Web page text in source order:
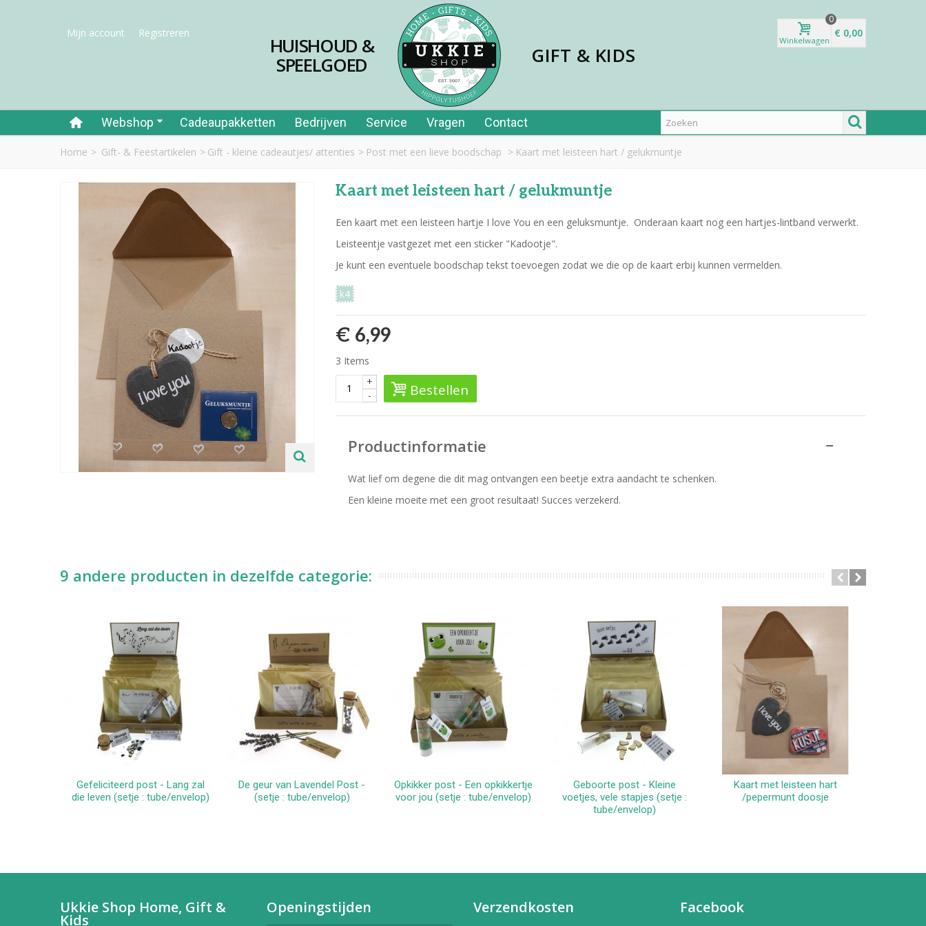
Mijn account Registreren
HUISHOUD &
SPEELGOED GIFT & KIDS
Winkelwagen
0
€ 0,00
Webshop Cadeaupakketten Bedrijven Service Vragen Contact
Home > Gift- & Feestartikelen > Gift - kleine cadeautjes/ attenties > Post met een lieve boodschap > Kaart met leisteen hart / gelukmuntje
Kaart met leisteen hart / gelukmuntje
Een kaart met een leisteen hartje I love You en een geluksmuntje. Onderaan kaart nog een hartjes-lintband verwerkt.
Leisteentje vastgezet met een sticker "Kadootje".
Je kunt een eventuele boodschap tekst toevoegen zodat we die op de kaart erbij kunnen vermelden.
k4
€ 6,99
3 Items
-
+ Bestellen
Productinformatie
Wat lief om degene die dit mag ontvangen een beetje extra aandacht te schenken.
Een kleine moeite met een groot resultaat! Succes verzekerd.
9 andere producten in dezelfde categorie:
In winkelwagen
Gefeliciteerd post - Lang zal
die leven (setje : tube/envelop)
In winkelwagen
De geur van Lavendel Post -
(setje : tube/envelop)
In winkelwagen
Opkikker post - Een opkikkertje
voor jou (setje : tube/envelop)
In winkelwagen
Geboorte post - Kleine
voetjes, vele stapjes (setje :
tube/envelop)
In winkelwagen
Kaart met leisteen hart
/pepermunt doosje
Ukkie Shop Home, Gift &
Kids
Openingstijden Verzendkosten Facebook